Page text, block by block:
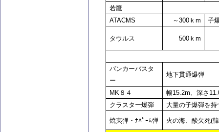
若鷹
ATACMS
～300ｋm 子
タウルス 500ｋm
バンカーバスタ
ー
地下貫通爆弾
MK８４
幅15.2m、深さ
クラスター爆弾
大量の子爆弾を
焼夷弾・ﾅﾊﾟｰﾑ弾 火の海、酸欠死(